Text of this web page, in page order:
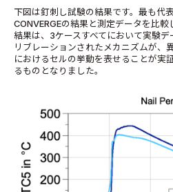
下図は釘刺し試験の結果です。最も代
CONVERGEの結果と測定データを比較
結果は、3ケースすべてにおいて実験
リブレーションされたメカニズムが、
におけるセルの挙動を表せることが実
るものとなりました。